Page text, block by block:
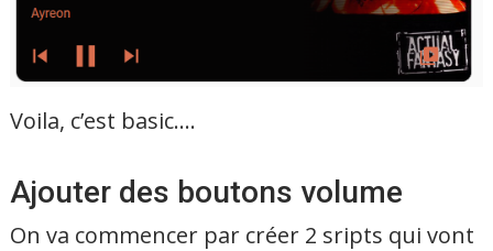
Voila, c’est basic….
Ajouter des boutons volume
On va commencer par créer 2 sripts qui vont